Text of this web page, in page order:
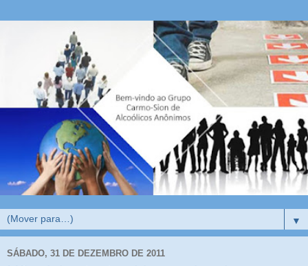
▼
SÁBADO, 31 DE DEZEMBRO DE 2011